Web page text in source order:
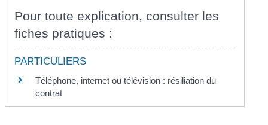
Pour toute explication, consulter les
fiches pratiques :
PARTICULIERS
Téléphone, internet ou télévision : résiliation du
contrat